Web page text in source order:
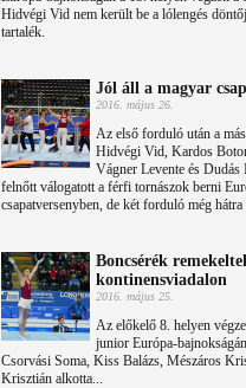
Hidvégi Vid nem került be a lólengés
tartalék.
Jól áll a magyar
2016. május 26.
Az első forduló után a
Hidvégi Vid, Kardos
Vágner Levente és Dudás
felnőtt válogatott a férfi tornászok berni
csapatversenyben, de két forduló még hátra
Boncsérék
kontinensviadalon
2016. május 25.
Az előkelő 8. helyen
junior Európa-
Csorvási Soma, Kiss Balázs, Mészáros
Krisztián alkotta...